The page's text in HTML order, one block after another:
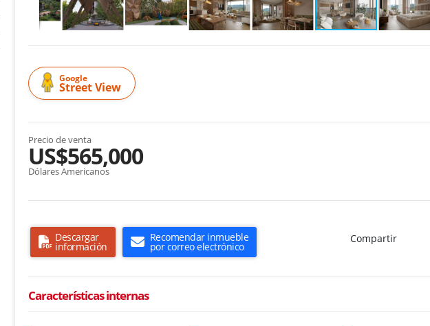
Google
Street View
Precio de venta
US$565,000
Dólares Americanos
Descargar
información
Recomendar inmueble
por correo electrónico
Compartir
Características internas